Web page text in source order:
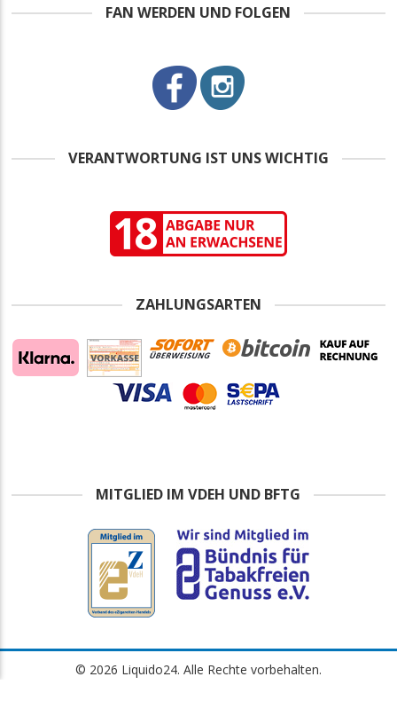
FAN WERDEN UND FOLGEN
VERANTWORTUNG IST UNS WICHTIG
ZAHLUNGSARTEN
MITGLIED IM VDEH UND BFTG
© 2026 Liquido24. Alle Rechte vorbehalten.